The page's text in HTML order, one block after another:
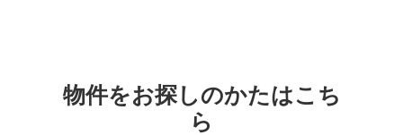
物件をお探しのかたはこち
ら